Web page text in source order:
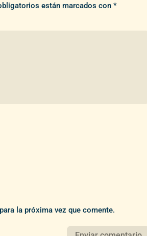
están marcados con*
la próxima vez que comente.